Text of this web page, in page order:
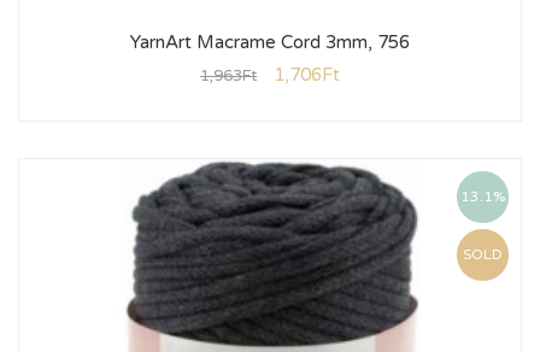
YarnArt Macrame Cord 3mm, 756
1,963Ft 1,706Ft
13.1%
SOLD